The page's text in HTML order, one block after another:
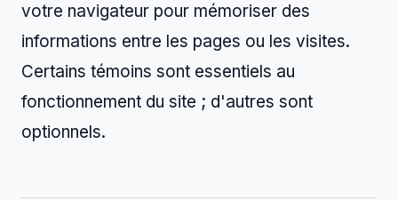
votre navigateur pour mémoriser des
informations entre les pages ou les visites.
Certains témoins sont essentiels au
fonctionnement du site ; d'autres sont
optionnels.